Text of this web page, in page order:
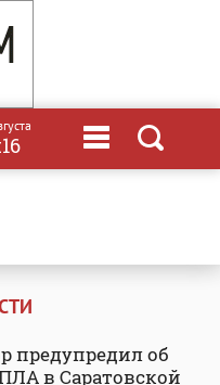
предупредил об
в Саратовской